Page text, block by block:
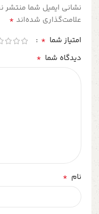
نشانی ایمیل شما
علامت‌گذاری شده‌اند *
امتیاز شما *
دیدگاه شما *
نام *